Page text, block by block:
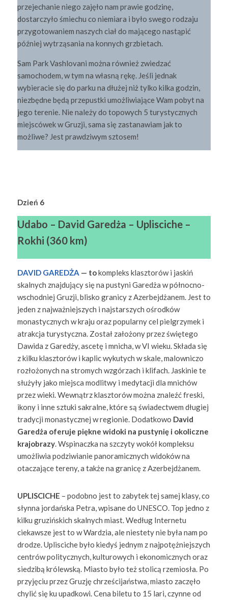
przejechanie niego zajęło nam prawie godzinę,
dostarczyło śmiechu co niemiara i było swego rodzaju
przygotowaniem naszych ciał do mającego nastąpić
później wytrząsania na konnych grzbietach.
Sam Park Vashlovani można również zwiedzać
samochodem, w tym na własną rękę. Jeśli jednak
wybieracie się do parku na dłużej niż tylko kilka godzin,
niezbędne będą przepustki umożliwiające Wam pobyt na
jego terenie. Nie należy do topowych 5 turystycznych
miejscówek w Gruzji, sama się zastanawiam jak to
możliwe? Jest prawdziwym sztosem!
Dzień 6
Udabo – David Garedża – Uplisciche –
Rokhi (360 km)
DAVID GAREDŻA — tokompleks klasztorów i jaskiń
skalnych znajdujący się na pustyni Garedża w północno-
wschodniej Gruzji, blisko granicy z Azerbejdżanem. Jest to
jeden z najważniejszych i najstarszych ośrodków
monastycznych w kraju oraz popularny cel pielgrzymek i
atrakcja turystyczna. Został założony przez świętego
Dawida z Garedży, ascetę i mnicha, w VI wieku. Składa się
z kilku klasztorów i kaplic wykutych w skale, malowniczo
rozłożonych na stromych wzgórzach i klifach. Jaskinie te
służyły jako miejsca modlitwy i medytacji dla mnichów
przez wieki. Wewnątrz klasztorów można znaleźć freski,
ikony i inne sztuki sakralne, które są świadectwem długiej
tradycji monastycznej w regionie. Dodatkowo David
Garedża oferuje piękne widoki na pustynię i okoliczne
krajobrazy. Wspinaczka na szczyty wokół kompleksu
umożliwia podziwianie panoramicznych widoków na
otaczające tereny, a także na granicę z Azerbejdżanem.
UPLISCICHE – podobno jest to zabytek tej samej klasy, co
słynna jordańska Petra, wpisane do UNESCO. Top jedno z
kilku gruzińskich skalnych miast. Według Internetu
ciekawsze jest to w Wardzia, ale niestety nie była nam po
drodze. Uplisciche było kiedyś jednym z najpotężniejszych
centrów politycznych, kulturowych i ekonomicznych oraz
siedzibą królewską. Miasto było też stolicą rzemiosła. Po
przyjęciu przez Gruzję chrześcijaństwa, miasto zaczęło
chylić się ku upadkowi. Cena biletu to 15 lari, czynne od